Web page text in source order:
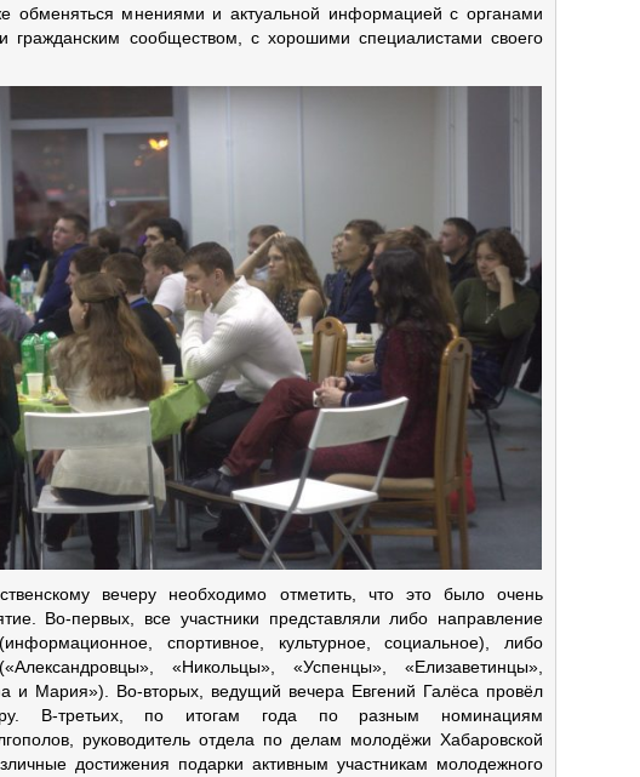
обменяться мнениями и актуальной информацией с органами
гражданским сообществом, с хорошими специалистами своего
вечеру необходимо отметить, что это было очень
Во-первых, все участники представляли либо направление
спортивное, культурное, социальное), либо
«Никольцы», «Успенцы», «Елизаветинцы»,
Мария»). Во-вторых, ведущий вечера Евгений Галёса провёл
В-третьих, по итогам года по разным номинациям
руководитель отдела по делам молодёжи Хабаровской
достижения подарки активным участникам молодежного